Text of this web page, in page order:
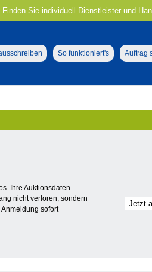
Finden Sie individuell Dienstleister und
So funktioniert's Auftrag
Ihre Auktionsdaten
nicht verloren, sondern
sofort